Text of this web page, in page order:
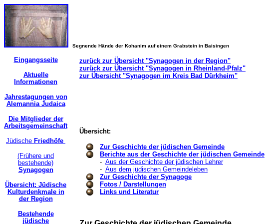
Segnende Hände der Kohanim auf einem Grabstein in Baisingen
Eingangsseite
Aktuelle
Informationen
Jahrestagungen von
Alemannia Judaica
Die Mitglieder der
Arbeitsgemeinschaft
Jüdische Friedhöfe
(Frühere und
bestehende)
Synagogen
Übersicht: Jüdische
Kulturdenkmale in
der Region
Bestehende
jüdische
zurück zur Übersicht "Synagogen in der Region"
zurück zur Übersicht "Synagogen in Rheinland-Pfalz"
zur Übersicht "Synagogen im Kreis Bad Dürkheim"
Übersicht:
Zur Geschichte der jüdischen Gemeinde
Berichte aus der Geschichte der jüdischen Gemeinde
- Aus der Geschichte der jüdischen Lehrer
- Aus dem jüdischen Gemeindeleben
Zur Geschichte der Synagoge
Fotos / Darstellungen
Links und Literatur